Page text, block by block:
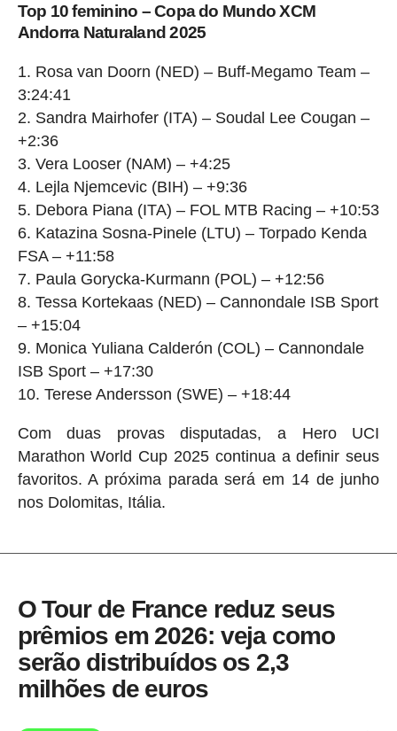
Top 10 feminino – Copa do Mundo XCM
Andorra Naturaland 2025
Rosa van Doorn (NED) – Buff-Megamo Team –
3:24:41
Sandra Mairhofer (ITA) – Soudal Lee Cougan –
+2:36
Vera Looser (NAM) – +4:25
Lejla Njemcevic (BIH) – +9:36
Debora Piana (ITA) – FOL MTB Racing – +10:53
Katazina Sosna-Pinele (LTU) – Torpado Kenda
FSA – +11:58
Paula Gorycka-Kurmann (POL) – +12:56
Tessa Kortekaas (NED) – Cannondale ISB Sport
– +15:04
Monica Yuliana Calderón (COL) – Cannondale
ISB Sport – +17:30
Terese Andersson (SWE) – +18:44
Com duas provas disputadas, a Hero UCI
Marathon World Cup 2025 continua a definir seus
favoritos. A próxima parada será em 14 de junho
nos Dolomitas, Itália.
O Tour de France reduz seus
prêmios em 2026: veja como
serão distribuídos os 2,3
milhões de euros